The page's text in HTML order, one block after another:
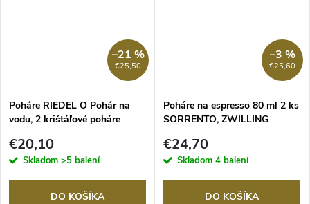
€25,50
–21 %
Poháre RIEDEL O Pohár na
vodu, 2 krištáľové poháre
€20,10
Skladom >5 balení
DO KOŠÍKA
€25,60
–3 %
Poháre na espresso 80 ml 2 ks
SORRENTO, ZWILLING
€24,70
Skladom 4 balení
DO KOŠÍKA